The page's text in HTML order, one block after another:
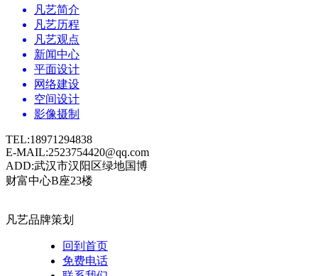
凡艺简介
凡艺历程
凡艺观点
新闻中心
平面设计
网络建设
空间设计
影像摄制
TEL:18971294838
E-MAIL:2523754420@qq.com
ADD:武汉市汉阳区绿地国博
财富中心B座23楼
凡艺品牌策划
回到首页
免费电话